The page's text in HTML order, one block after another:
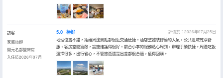
訪客
家庭旅遊
開元名都雙床房
入住於2026年07月
5.0 極好
評價於：2026年07月25日
地理位置不錯，距離周邊景點都很近交通便捷。酒店整體裝修簡約大氣，公共區域乾淨舒
服。客房空間寬敞，設施維護得很好。前台小李的服務貼心周到，辦理手續快捷。周邊吃飯
選擇很多，出行省心，不管旅遊還是出差都很合適，值得回購。